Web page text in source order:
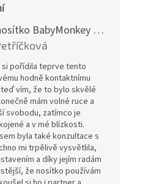
Rostoucí nosítko BabyMonkey Original Essential - khaki zelené
je 5 z 5 hvězdiček.
pořídila teprve tento
hodně kontaktnímu
teď vím, že to bylo skvělé
mám volné ruce a
svobodu, zatímco je
a v mé blízkosti.
byla také konzultace s
mi trpělivě vysvětlila,
a díky jejím radám
že nosítko používám